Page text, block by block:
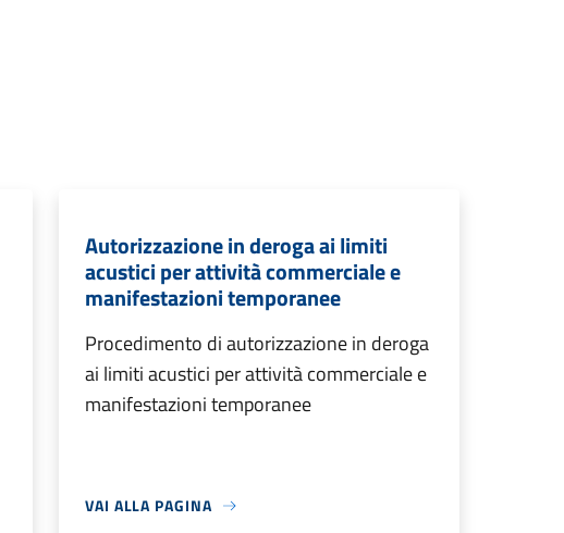
Autorizzazione in deroga ai limiti
acustici per attività commerciale e
manifestazioni temporanee
Procedimento di autorizzazione in deroga
ai limiti acustici per attività commerciale e
manifestazioni temporanee
VAI ALLA PAGINA